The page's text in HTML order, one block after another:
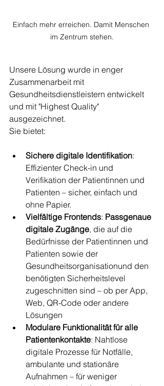
Einfach mehr erreichen. Damit Menschen
im Zentrum stehen.
Unsere Lösung wurde in enger
Zusammenarbeit mit
Gesundheitsdienstleistern entwickelt
und mit "Highest Quality"
ausgezeichnet.
Sie bietet:
Sichere digitale Identifikation:
Effizienter Check-in und
Verifikation der Patientinnen und
Patienten – sicher, einfach und
ohne Papier.
Vielfältige Frontends: Passgenaue
digitale Zugänge, die auf die
Bedürfnisse der Patientinnen und
Patienten sowie der
Gesundheitsorganisationund den
benötigten Sicherheitslevel
zugeschnitten sind – ob per App,
Web, QR-Code oder andere
Lösungen
Modulare Funktionalität für alle
Patientenkontakte: Nahtlose
digitale Prozesse für Notfälle,
ambulante und stationäre
Aufnahmen – für weniger